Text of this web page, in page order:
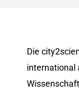
Die
international